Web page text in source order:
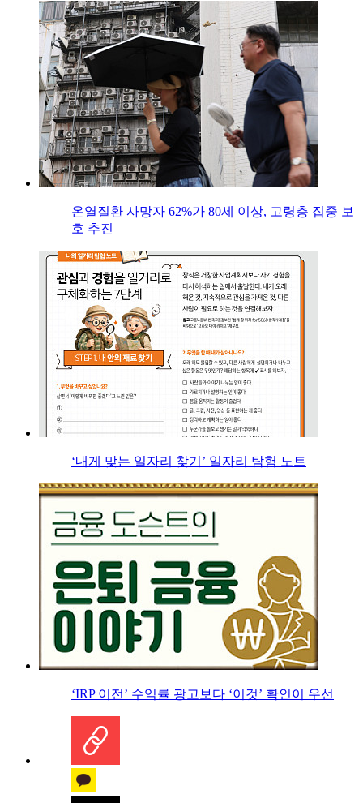
온열질환 사망자 62%가 80세 이상, 고령층 집중 보
호 추진
‘내게 맞는 일자리 찾기’ 일자리 탐험 노트
‘IRP 이전’ 수익률 광고보다 ‘이것’ 확인이 우선